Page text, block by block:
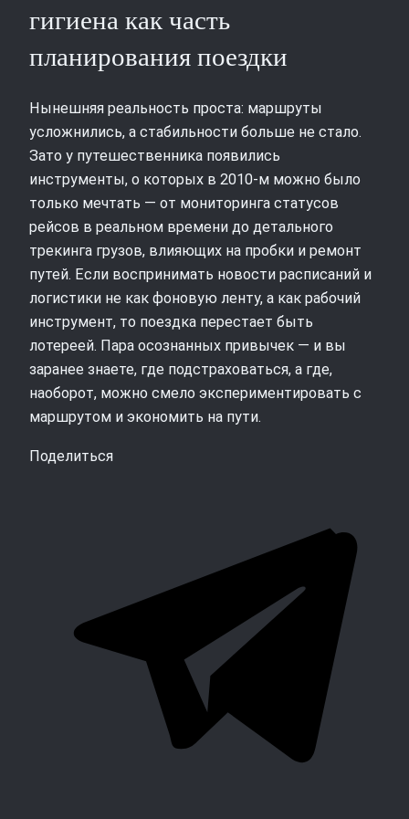
гигиена как часть
планирования поездки
Нынешняя реальность проста: маршруты
усложнились, а стабильности больше не стало.
Зато у путешественника появились
инструменты, о которых в 2010‑м можно было
только мечтать — от мониторинга статусов
рейсов в реальном времени до детального
трекинга грузов, влияющих на пробки и ремонт
путей. Если воспринимать новости расписаний и
логистики не как фоновую ленту, а как рабочий
инструмент, то поездка перестает быть
лотереей. Пара осознанных привычек — и вы
заранее знаете, где подстраховаться, а где,
наоборот, можно смело экспериментировать с
маршрутом и экономить на пути.
Поделиться